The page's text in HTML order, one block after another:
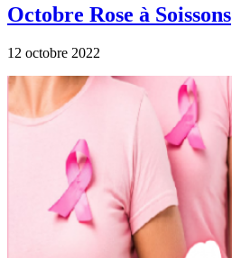
Octobre Rose à Soissons
12 octobre 2022